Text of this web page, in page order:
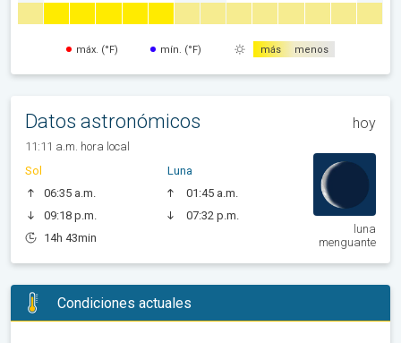
máx. (°F) mín. (°F) más menos
Datos astronómicos hoy
11:11 a.m. hora local
Sol
06:35 a.m.
09:18 p.m.
14h 43min
Luna
01:45 a.m.
07:32 p.m.
luna
menguante
Condiciones actuales